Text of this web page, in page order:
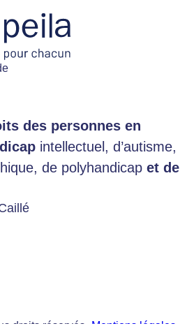
des personnes en
intellectuel, d’autisme,
de polyhandicap et de